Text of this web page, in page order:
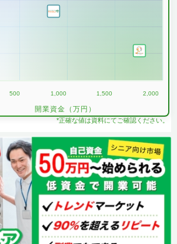
500 1,000 1,500 2,000
開業資金（万円）
*正確な値は資料にてご確認ください。